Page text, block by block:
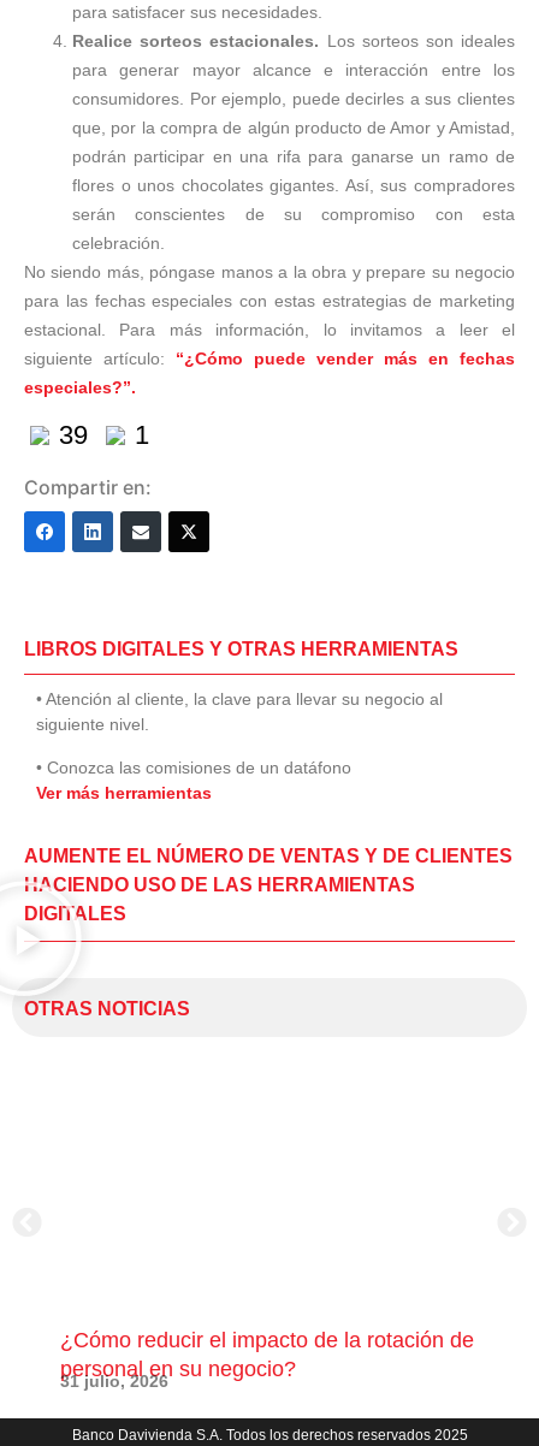
para satisfacer sus necesidades.
Realice sorteos estacionales. Los sorteos son ideales
para generar mayor alcance e interacción entre los
consumidores. Por ejemplo, puede decirles a sus clientes
que, por la compra de algún producto de Amor y Amistad,
podrán participar en una rifa para ganarse un ramo de
flores o unos chocolates gigantes. Así, sus compradores
serán conscientes de su compromiso con esta
celebración.
No siendo más, póngase manos a la obra y prepare su negocio
para las fechas especiales con estas estrategias de marketing
estacional. Para más información, lo invitamos a leer el
siguiente artículo: “¿Cómo puede vender más en fechas
especiales?”.
39 1
Compartir en:
LIBROS DIGITALES Y OTRAS HERRAMIENTAS
• Atención al cliente, la clave para llevar su negocio al
siguiente nivel.
• Conozca las comisiones de un datáfono
Ver más herramientas
AUMENTE EL NÚMERO DE VENTAS Y DE CLIENTES
HACIENDO USO DE LAS HERRAMIENTAS
DIGITALES
OTRAS NOTICIAS
¿Cómo reducir el impacto de la rotación de
personal en su negocio?
31 julio, 2026
Banco Davivienda S.A. Todos los derechos reservados 2025